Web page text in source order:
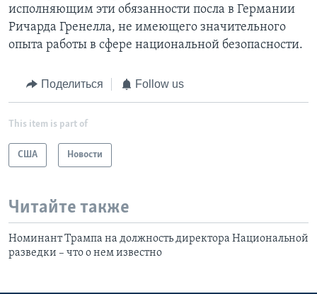
исполняющим эти обязанности посла в Германии
Ричарда Гренелла, не имеющего значительного
опыта работы в сфере национальной безопасности.
Поделиться Follow us
This item is part of
США Новости
Читайте также
Номинант Трампа на должность директора Национальной
разведки – что о нем известно